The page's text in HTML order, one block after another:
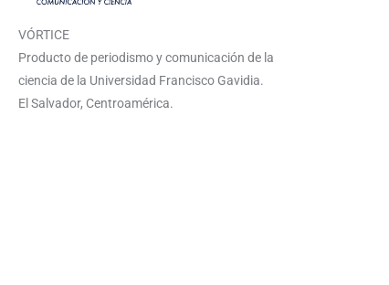
VÓRTICE
Producto de periodismo y comunicación de la
ciencia de la Universidad Francisco Gavidia.
El Salvador, Centroamérica.